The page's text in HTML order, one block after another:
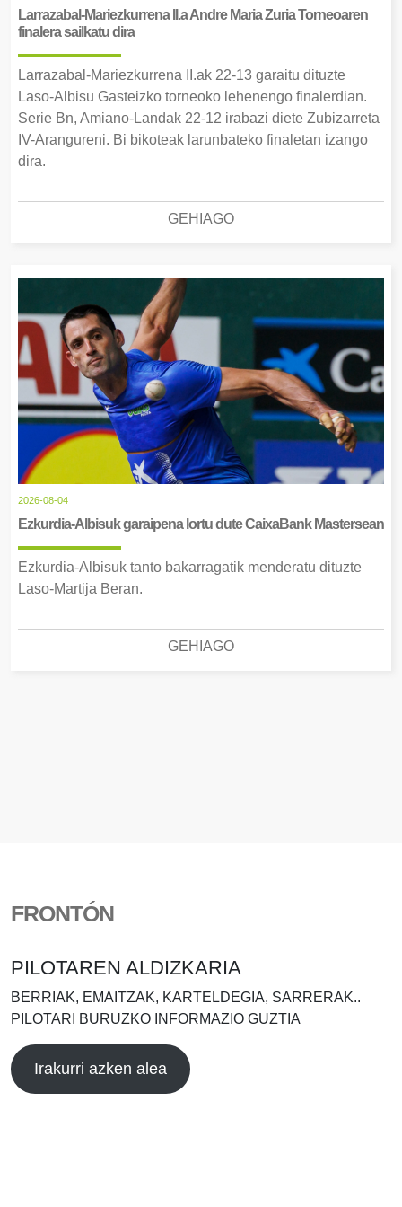
Larrazabal-Mariezkurrena II.a Andre Maria Zuria Torneoaren
finalera sailkatu dira
Larrazabal-Mariezkurrena II.ak 22-13 garaitu dituzte
Laso-Albisu Gasteizko torneoko lehenengo finalerdian.
Serie Bn, Amiano-Landak 22-12 irabazi diete Zubizarreta
IV-Arangureni. Bi bikoteak larunbateko finaletan izango
dira.
GEHIAGO
2026-08-04
Ezkurdia-Albisuk garaipena lortu dute CaixaBank Mastersean
Ezkurdia-Albisuk tanto bakarragatik menderatu dituzte
Laso-Martija Beran.
GEHIAGO
FRONTÓN
PILOTAREN ALDIZKARIA
BERRIAK, EMAITZAK, KARTELDEGIA, SARRERAK..
PILOTARI BURUZKO INFORMAZIO GUZTIA
Irakurri azken alea